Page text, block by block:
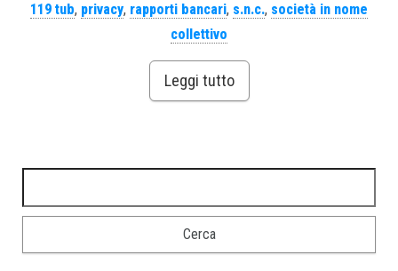
119 tub, privacy, rapporti bancari, s.n.c., società in nome
collettivo
Leggi tutto